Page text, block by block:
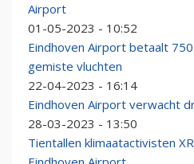
Airport
01-05-2023 - 10:52
Eindhoven Airport betaalt
gemiste vluchten
22-04-2023 - 16:14
Eindhoven Airport verwacht
28-03-2023 - 13:50
Tientallen klimaatactivisten